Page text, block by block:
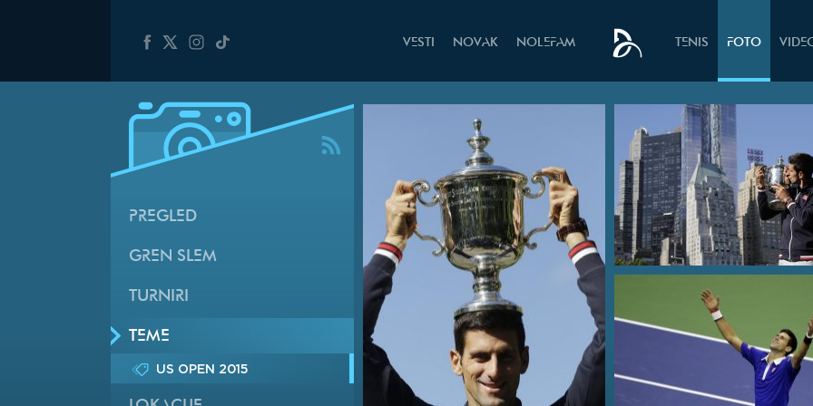
VESTI NOVAK NOLEFAM TENIS FOTO
PREGLED
GREN SLEM
TURNIRI
TEME
US OPEN 2015